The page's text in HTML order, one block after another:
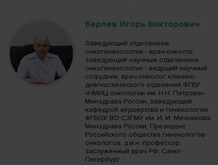
Берлев Игорь Викторович
Заведующий отделением
онкогинекологии - врач-онколог,
заведующий научным отделением
онкогинекологии - ведущий научный
сотрудник, врач-онколог клинико-
диагностического отделения ФГБУ
«НМИЦ онкологии им. Н.Н. Петрова»
Минздрава России, заведующий
кафедрой акушерства и гинекологии
ФГБОУ ВО СЗГМУ им. И. И. Мечникова
Минздрава России, Президент
Российского общества гинекологов-
онкологов, д.м.н, профессор,
заслуженный врач РФ, Санкт-
Петербург